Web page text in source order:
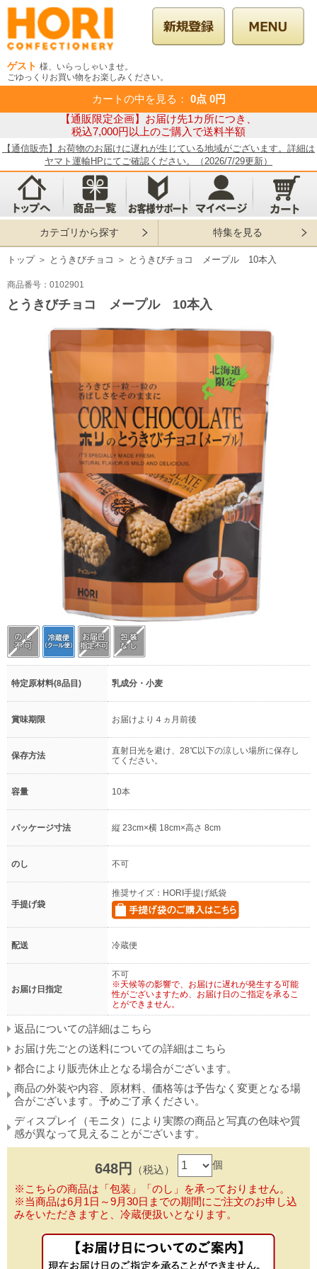
ゲスト 様、いらっしゃいませ。
ごゆっくりお買い物をお楽しみください。
カートの中を見る ： 0点 0円
【通販限定企画】お届け先1カ所につき、
税込7,000円以上のご購入で送料半額
【通信販売】お荷物のお届けに遅れが生じている地域がございます。詳細は
ヤマト運輸HPにてご確認ください。（2026/7/29更新）
カテゴリから探す 特集を見る
トップ ＞ とうきびチョコ ＞ とうきびチョコ メープル 10本入
商品番号：0102901
とうきびチョコ メープル 10本入
特定原材料(8品目) 乳成分・小麦
賞味期限 お届けより４ヵ月前後
保存方法
直射日光を避け、28℃以下の涼しい場所に保存し
てください。
容量 10本
パッケージ寸法 縦 23cm×横 18cm×高さ 8cm
のし 不可
手提げ袋
推奨サイズ：HORI手提げ紙袋
配送 冷蔵便
お届け日指定
不可
※天候等の影響で、お届けに遅れが発生する可能
性がございますため、お届け日のご指定を承るこ
とができません。
返品についての詳細はこちら
お届け先ごとの送料についての詳細はこちら
都合により販売休止となる場合がございます。
商品の外装や内容、原材料、価格等は予告なく変更となる場
合がございます。予めご了承ください。
ディスプレイ（モニタ）により実際の商品と写真の色味や質
感が異なって見えることがございます。
648円 （税込） 個
※こちらの商品は「包装」「のし」を承っておりません。
※当商品は6月1日～9月30日までの期間にご注文のお申し込
みをいただきますと、冷蔵便扱いとなります。